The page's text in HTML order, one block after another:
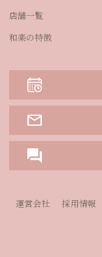
店舗一覧
和楽の特徴
運営会社 採用情報